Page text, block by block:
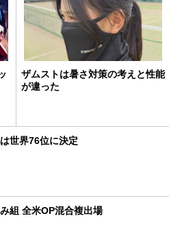
ザムストは暑さ対策の考えと性能
が違った
世界76位に決定
組 全米OP混合複出場